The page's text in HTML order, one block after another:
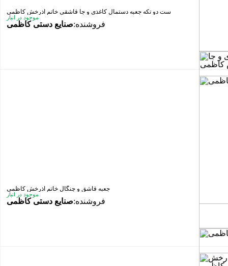
ست دو تکه جعبه دستمال کاغذی و جا قاشقی خاتم آذرخش کاظمی
موجود در انبار
فروشنده:صنایع دستی کاظمی
جعبه قاشق و چنگال خاتم آذرخش کاظمی
موجود در انبار
فروشنده:صنایع دستی کاظمی